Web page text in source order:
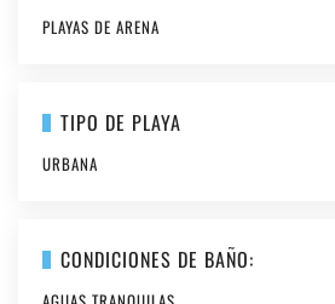
PLAYAS DE ARENA
TIPO DE PLAYA
URBANA
CONDICIONES DE BAÑO: